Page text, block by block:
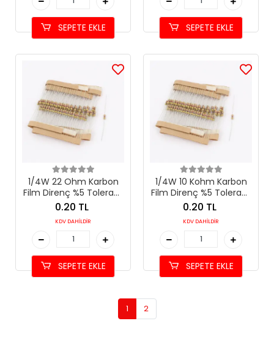
SEPETE EKLE SEPETE EKLE
1/4W 22 Ohm Karbon
Film Direnç %5 Tolerans
(22 Ω)
0.20 TL
KDV DAHİLDİR
SEPETE EKLE
1/4W 10 Kohm Karbon
Film Direnç %5 Tolerans
(10 kΩ)
0.20 TL
KDV DAHİLDİR
SEPETE EKLE
1 2